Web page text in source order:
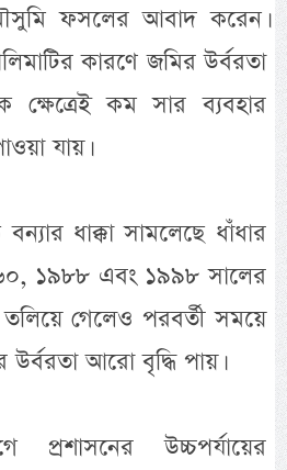
ফসলের আবাদ করেন।
কারণে জমির উর্বরতা
কম সার ব্যবহার
যায়।
ধাক্কা সামলেছে ধাঁধার
১৯৮৮ এবং ১৯৯৮ সালের
তলিয়ে গেলেও পরবর্তী সময়ে
আরো বৃদ্ধি পায়।
উচ্চপর্যায়ের